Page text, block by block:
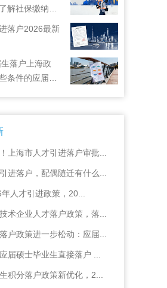
解社保缴纳要
落户2026最新
落户上海政
条件的应届生
上海市人才引进落户审批...
进落户，配偶随迁有什么...
人才引进政策，20...
术企业人才落户政策，落...
户政策进一步松动：应届...
届硕士毕业生直接落户 ...
积分落户政策新优化，2...